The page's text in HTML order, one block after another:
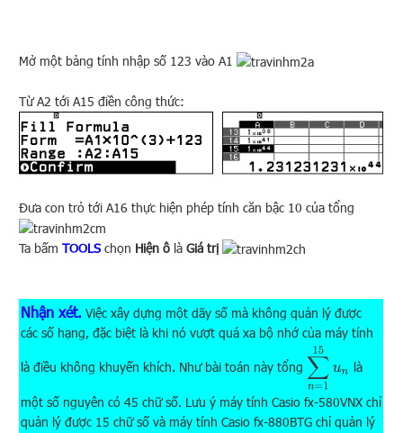
Mở một bảng tính nhập số 123 vào A1
Từ A2 tới A15 điền công thức:
Đưa con trỏ tới A16 thực hiện phép tính căn bậc 10 của tổng
Ta bấmTOOLS chọn Hiện ô làGiá trị
Nhận xét. Việc xây dựng một dãy số mà không quản lý được
các số hạng, đặc biệt là khi nó vượt quá xa bộ nhớ của máy tính
là điều không khuyến khích. Như bài toán này tổng
∑n=
là
một số nguyên có 45 chữ số. Lưu ý máy tính Casio fx-580VNX chỉ
quản lý được 15 chữ số và máy tính Casio fx-880BTG chỉ quản lý